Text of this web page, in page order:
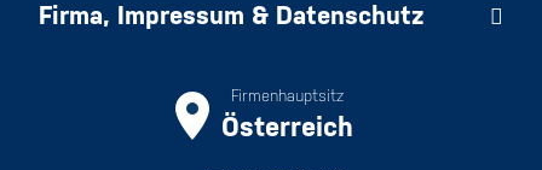
Firma, Impressum & Datenschutz
Firmenhauptsitz
Österreich